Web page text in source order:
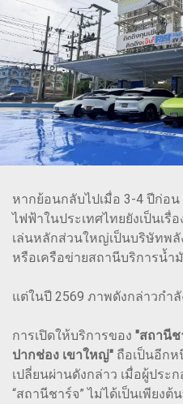
หากย้อนกลับไปเมื่อ 3-4 ปีก่อ
ไฟฟ้าในประเทศไทยยังเป็นเรื่
เล่นหลักส่วนใหญ่เป็นบริษัทพ
หรือเครือข่ายสถานีบริการน้ำ
แต่ในปี 2569 ภาพดังกล่าวกำ
การเปิดให้บริการของ "สถานีช
ปากช่อง เขาใหญ่" ถือเป็นอีกห
เปลี่ยนผ่านดังกล่าว เมื่อผู้ประ
“สถานีชาร์จ” ไม่ได้เป็นเพียง